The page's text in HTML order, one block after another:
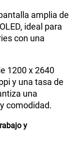
x 76.1mm x 7.76mm
amplia de
ideal para
con una
1200 x 2640
y una tasa de
una
comodidad.
y